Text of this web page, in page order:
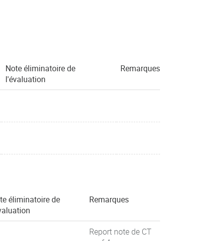
Note éliminatoire de
l'évaluation
Remarques
éliminatoire de
Remarques
Report note de CT